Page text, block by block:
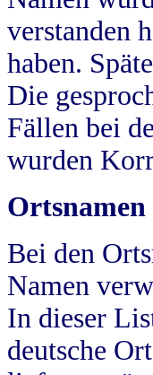
verstanden
haben.
Die
Fällen bei
wurden
Ortsnamen
Bei den
Namen
In dieser
deutsche